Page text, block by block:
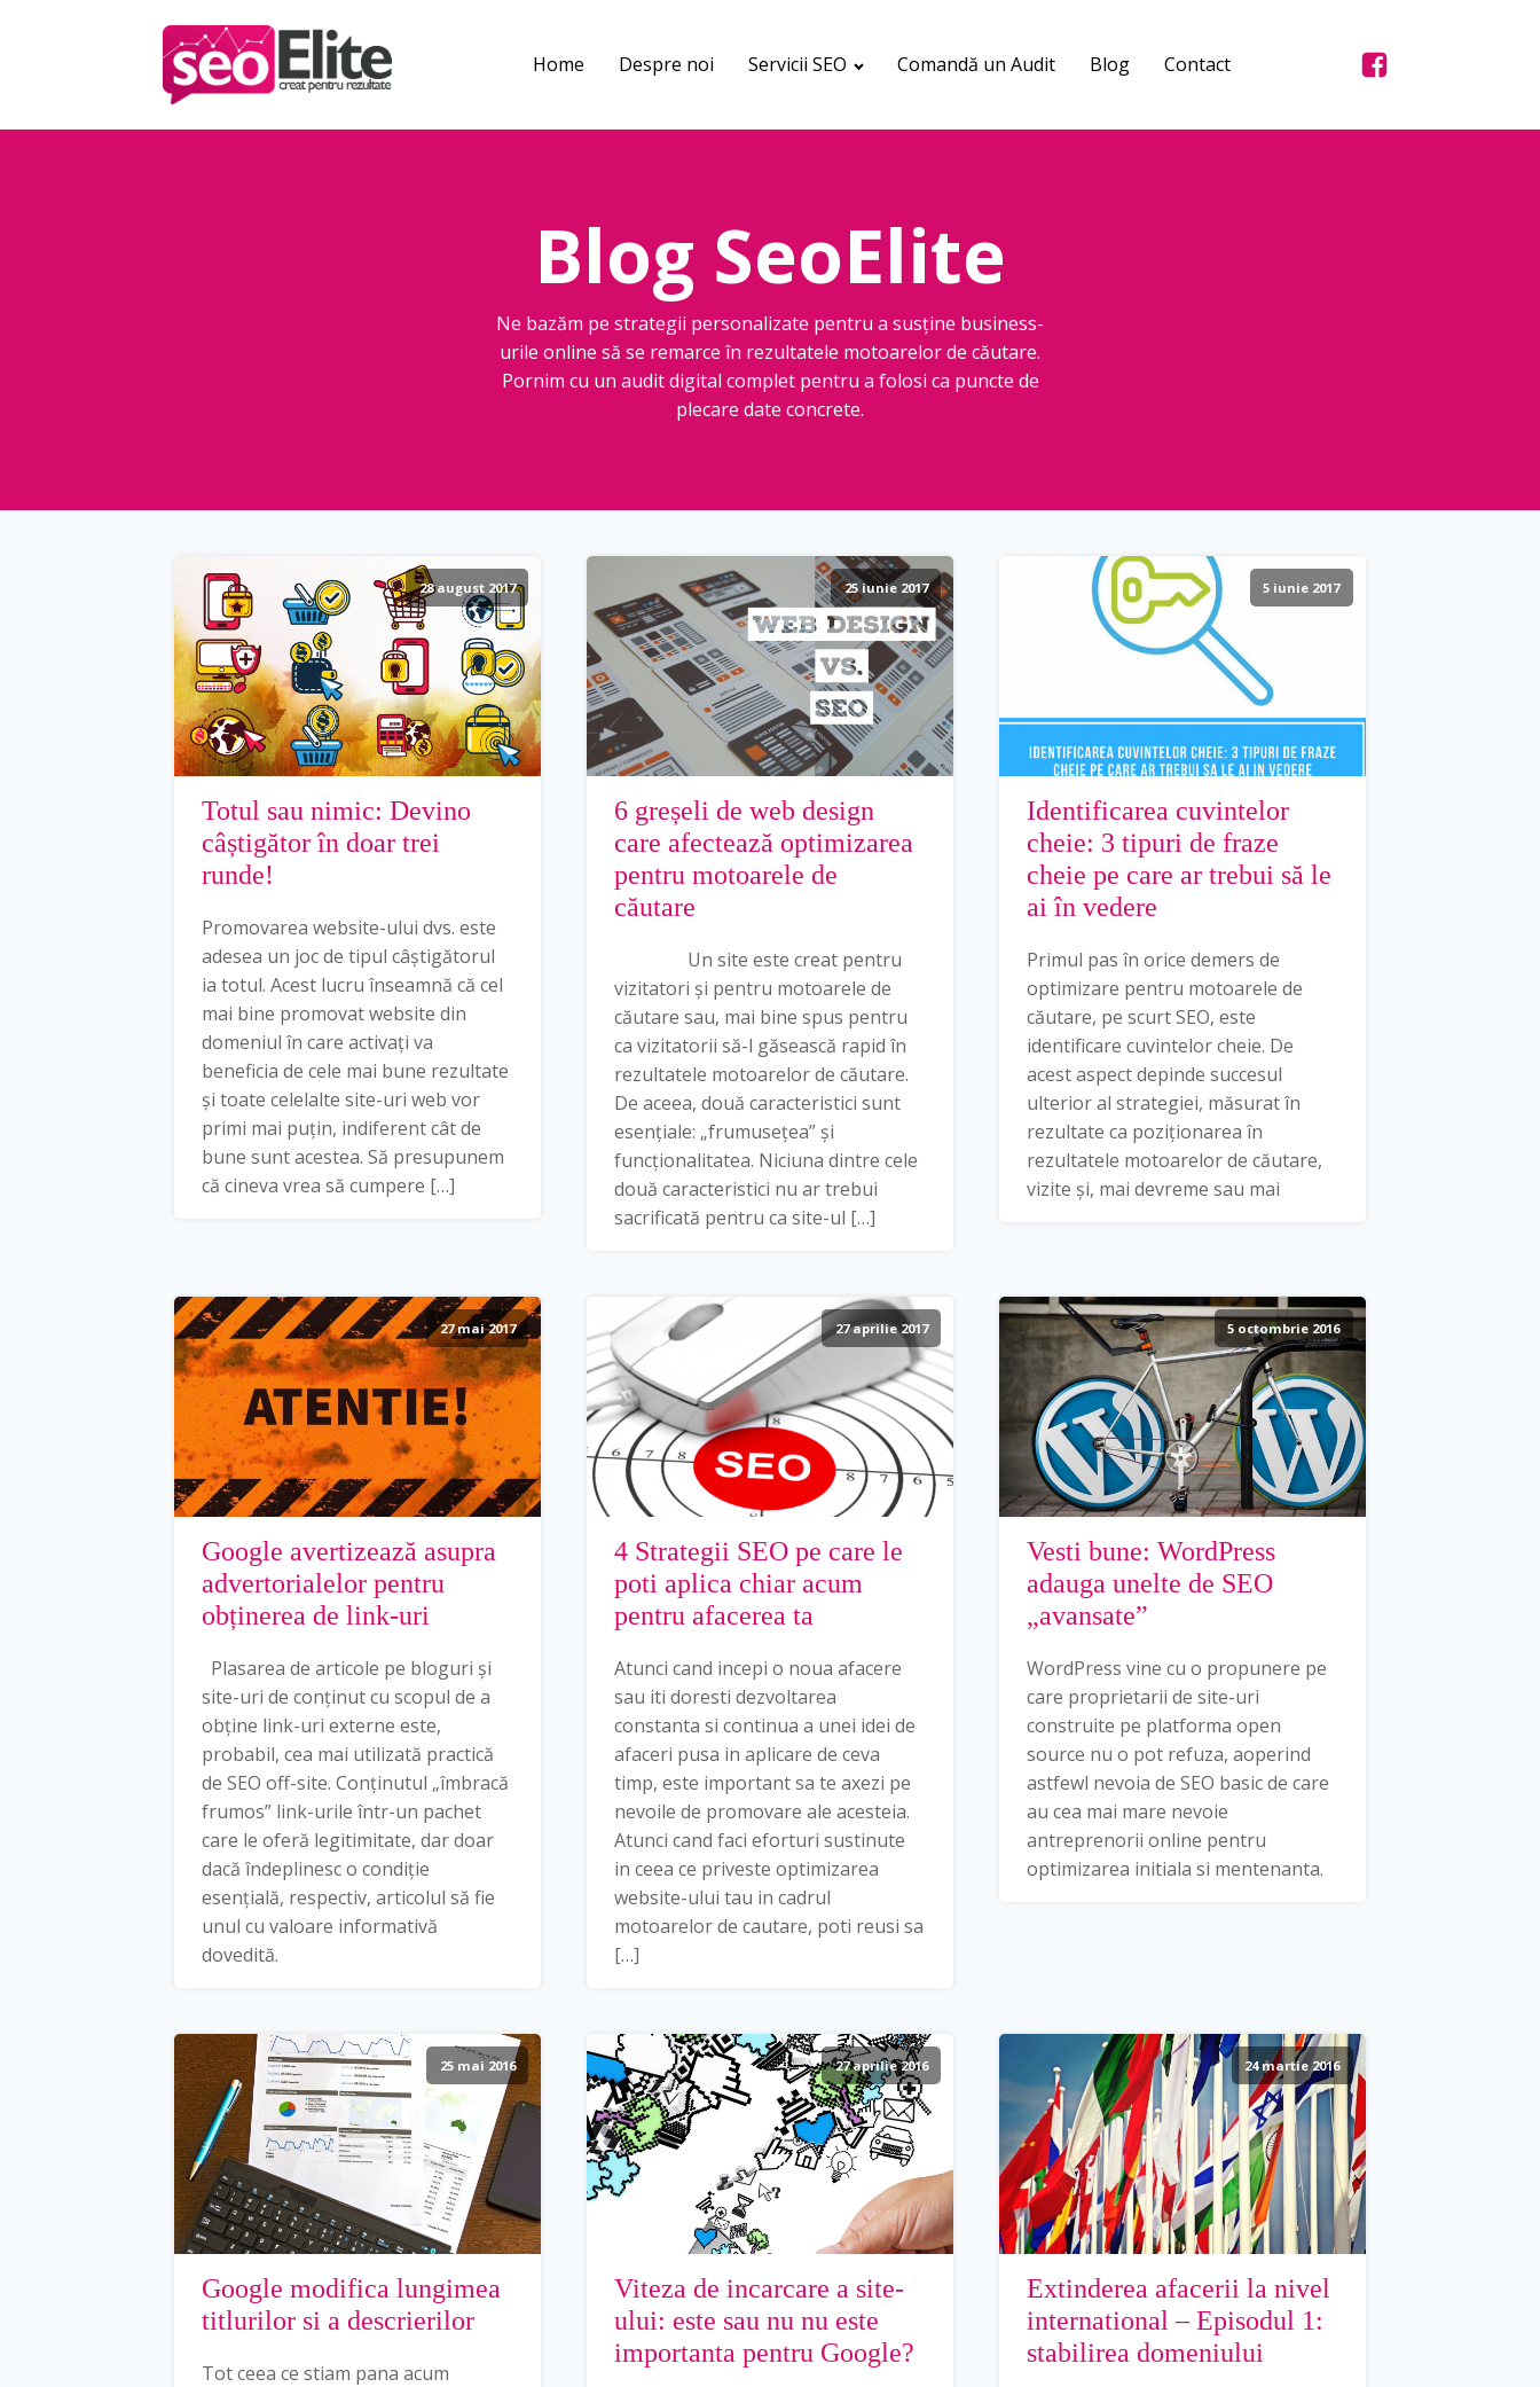
Home Despre noi Servicii SEO Comandă un Audit Blog Contact
Blog SeoElite
Ne bazăm pe strategii personalizate pentru a susține business-
urile online să se remarce în rezultatele motoarelor de căutare.
Pornim cu un audit digital complet pentru a folosi ca puncte de
plecare date concrete.
28 august 2017
Totul sau nimic: Devino
câștigător în doar trei
runde!
Promovarea website-ului dvs. este
adesea un joc de tipul câștigătorul
ia totul. Acest lucru înseamnă că cel
mai bine promovat website din
domeniul în care activați va
beneficia de cele mai bune rezultate
și toate celelalte site-uri web vor
primi mai puțin, indiferent cât de
bune sunt acestea. Să presupunem
că cineva vrea să cumpere […]
25 iunie 2017
6 greșeli de web design
care afectează optimizarea
pentru motoarele de
căutare
Un site este creat pentru
vizitatori și pentru motoarele de
căutare sau, mai bine spus pentru
ca vizitatorii să-l găsească rapid în
rezultatele motoarelor de căutare.
De aceea, două caracteristici sunt
esențiale: „frumusețea” și
funcționalitatea. Niciuna dintre cele
două caracteristici nu ar trebui
sacrificată pentru ca site-ul […]
5 iunie 2017
Identificarea cuvintelor
cheie: 3 tipuri de fraze
cheie pe care ar trebui să le
ai în vedere
Primul pas în orice demers de
optimizare pentru motoarele de
căutare, pe scurt SEO, este
identificare cuvintelor cheie. De
acest aspect depinde succesul
ulterior al strategiei, măsurat în
rezultate ca poziționarea în
rezultatele motoarelor de căutare,
vizite și, mai devreme sau mai
27 mai 2017
Google avertizează asupra
advertorialelor pentru
obținerea de link-uri
Plasarea de articole pe bloguri și
site-uri de conținut cu scopul de a
obține link-uri externe este,
probabil, cea mai utilizată practică
de SEO off-site. Conținutul „îmbracă
frumos” link-urile într-un pachet
care le oferă legitimitate, dar doar
dacă îndeplinesc o condiție
esențială, respectiv, articolul să fie
unul cu valoare informativă
dovedită.
27 aprilie 2017
4 Strategii SEO pe care le
poti aplica chiar acum
pentru afacerea ta
Atunci cand incepi o noua afacere
sau iti doresti dezvoltarea
constanta si continua a unei idei de
afaceri pusa in aplicare de ceva
timp, este important sa te axezi pe
nevoile de promovare ale acesteia.
Atunci cand faci eforturi sustinute
in ceea ce priveste optimizarea
website-ului tau in cadrul
motoarelor de cautare, poti reusi sa
[…]
5 octombrie 2016
Vesti bune: WordPress
adauga unelte de SEO
„avansate”
WordPress vine cu o propunere pe
care proprietarii de site-uri
construite pe platforma open
source nu o pot refuza, aoperind
astfewl nevoia de SEO basic de care
au cea mai mare nevoie
antreprenorii online pentru
optimizarea initiala si mentenanta.
25 mai 2016
Google modifica lungimea
titlurilor si a descrierilor
Tot ceea ce stiam pana acum
27 aprilie 2016
Viteza de incarcare a site-
ului: este sau nu nu este
importanta pentru Google?
24 martie 2016
Extinderea afacerii la nivel
international – Episodul 1:
stabilirea domeniului